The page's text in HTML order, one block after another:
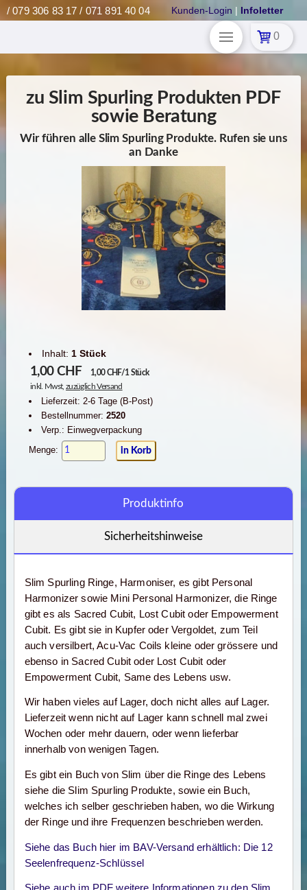
/ 079 306 83 17 / 071 891 40 04 Kunden-Login | Infoletter
0
zu Slim Spurling Produkten PDF
sowie Beratung
Wir führen alle Slim Spurling Produkte. Rufen sie uns
an Danke
Inhalt: 1 Stück
1,00CHF
1,00 CHF/1 Stück
inkl. Mwst,zuzüglich Versand
Lieferzeit: 2-6 Tage (B-Post)
Bestellnummer: 2520
Verp.: Einwegverpackung
Menge:
Produktinfo
Sicherheitshinweise
Slim Spurling Ringe, Harmoniser, es gibt Personal
Harmonizer sowie Mini Personal Harmonizer, die Ringe
gibt es als Sacred Cubit, Lost Cubit oder Empowerment
Cubit. Es gibt sie in Kupfer oder Vergoldet, zum Teil
auch versilbert, Acu-Vac Coils kleine oder grössere und
ebenso in Sacred Cubit oder Lost Cubit oder
Empowerment Cubit, Same des Lebens usw.
Wir haben vieles auf Lager, doch nicht alles auf Lager.
Lieferzeit wenn nicht auf Lager kann schnell mal zwei
Wochen oder mehr dauern, oder wenn lieferbar
innerhalb von wenigen Tagen.
Es gibt ein Buch von Slim über die Ringe des Lebens
siehe die Slim Spurling Produkte, sowie ein Buch,
welches ich selber geschrieben haben, wo die Wirkung
der Ringe und ihre Frequenzen beschrieben werden.
Siehe das Buch hier im BAV-Versand erhältlich: Die 12
Seelenfrequenz-Schlüssel